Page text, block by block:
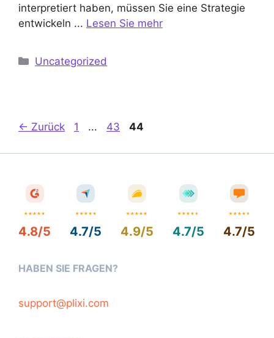
interpretiert haben, müssen Sie eine Strategie
entwickeln ... Lesen Sie mehr
Kategorien
Uncategorized
← Zurück Seite
1 ... Seite
43 Seite
44
4.8/5 4.7/5 4.9/5 4.7/5 4.7/5
HABEN SIE FRAGEN?
support@plixi.com